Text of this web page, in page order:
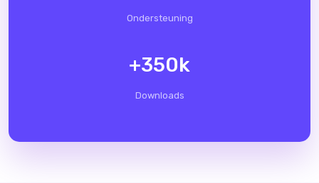
Ondersteuning
+350k
Downloads